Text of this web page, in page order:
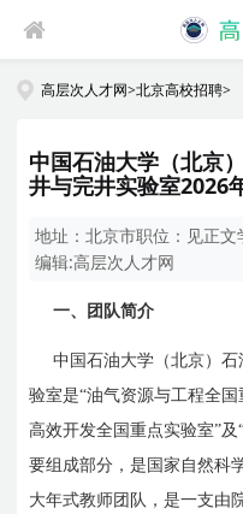
高层次人才网>北京高校招聘>
中国石油大学（北京
井与完井实验室2026
地址：北京市职位： 见正文
编辑:高层次人才网
一、团队简介
中国石油大学（北京）
验室是“油气资源与工程全
高效开发全国重点实验室”
要组成部分，是国家自然科
大年式教师团队，是一支由